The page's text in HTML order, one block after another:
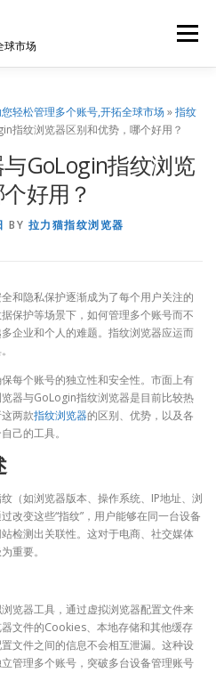
球市场
Menu
账号登录 软件下载
轻松管理多个账号,开拓全球市场»指纹
指纹浏览器区别和优势，哪个好用？
GoLogin指纹浏览
好用？
BY 拉力猫指纹浏览器
和隐私保护逐渐成为了每个用户关注的
保护等场景下，如何管理多个账号而不
企业和个人的难题。指纹浏览器应运而
每个账号的独立性和安全性。市面上有
器与GoLogin指纹浏览器是目前比较热
两款指纹浏览器的区别、优势，以及各
己的工具。
（如浏览器版本、操作系统、IP地址、浏
改变这些“指纹”，用户能够在同一台设备
检测出关联性。这对于电商、社交媒体
重要。
览器工具，通过虚拟浏览器配置文件来
文件的Cookies、本地存储和其他缓存
文件之间的信息不会相互泄漏。这种设
管理多个账号，突破多台设备管理账号